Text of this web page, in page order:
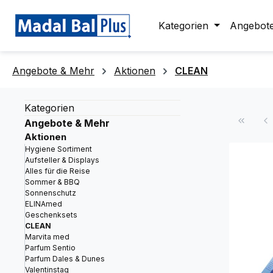
Zur Hauptnavigation springen
Kategorien
Angebote & Mehr Aktionen CLEAN
Kategorien
Angebote & Mehr
Aktionen
Hygiene Sortiment
Aufsteller & Displays
Alles für die Reise
Sommer & BBQ
Sonnenschutz
ELINAmed
Geschenksets
CLEAN
Marvita med
Parfum Sentio
Parfum Dales & Dunes
Valentinstag